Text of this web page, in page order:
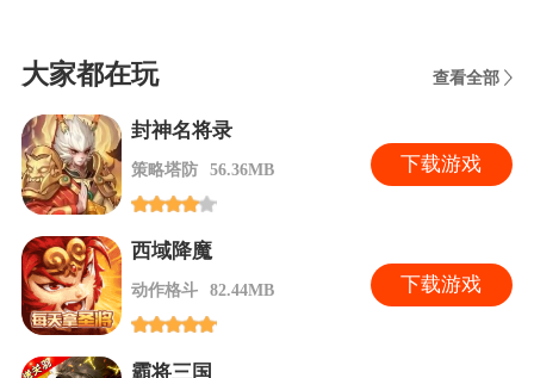
大家都在玩 查看全部
封神名将录
策略塔防 56.36MB 下载游戏
西域降魔
动作格斗 82.44MB 下载游戏
霸将三国